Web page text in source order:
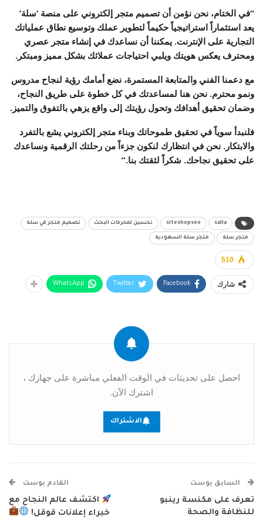
“في الختام، نحن نؤمن أن تصميم متجر إلكتروني على منصة ‘سلة’
يعد استثماراً استراتيجياً حكيماً لتطوير عملك وتوسيع نطاق عملياتك
التجارية على الإنترنت. يمكننا أن نساعدك في إنشاء متجر عصري
ومحترف يعكس هويتك ويلبي احتياجات عملائك بشكل مميز ومبتكر.
مع دعمنا الفني والمتابعة المستمرة، نضع أمامك رؤية لنجاح مدروس
ونمو محترم. نحن هنا لمساعدتك في كل خطوة على طريق النجاح،
وضمان تحقيق أهدافك وتحول رؤيتك إلى واقع يزهي بالتفوق والتميز.
فلنبدأ سوياً في تحقيق طموحاتك وبناء متجر إلكتروني يشع بالتفرد
والابتكار. نحن في انتظارك لنكون جزءاً من رحلتك الرقمية ونساعدك
على تحقيق نجاحك. شكراً لثقتك بنا.”
salla
siteshopseo تحسين لمحركات البحث تصميم متجر في سلة
متجر سلة متجر سلة السعودية
510
شارك Facebook
Twitter
WhatsApp
احصل على تحديثات في الوقت الفعلي مباشرة على جهازك ،
اشترك الآن.
الاشتراك
السابق بوست
تعرف على مكنسة رينبو
للنظافة والصحة
القادم بوست
اكتشف عالم النجاح مع
خبراء إعلانات قوقل!